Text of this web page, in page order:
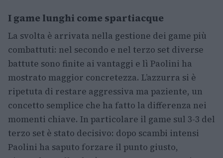
I game lunghi come spartiacque
La svolta è arrivata nella gestione dei game più
combattuti: nel secondo e nel terzo set diverse
battute sono finite ai vantaggi e lì Paolini ha
mostrato maggior concretezza. L’azzurra si è
ripetuta di restare aggressiva ma paziente, un
concetto semplice che ha fatto la differenza nei
momenti chiave. In particolare il game sul 3-3 del
terzo set è stato decisivo: dopo scambi intensi
Paolini ha saputo forzare il punto giusto,